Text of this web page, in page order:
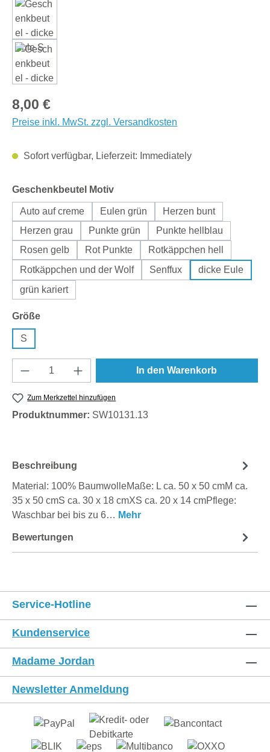
Regulärer Preis:
8,00 €
Preise inkl. MwSt. zzgl. Versandkosten
Sofort verfügbar, Lieferzeit: Immediately
Geschenkbeutel Motivauswählen
Auto auf creme Eulen grün
Herzen bunt
Herzen grau
Punkte grün
Punkte hellblau
Rosen gelb
Rot Punkte
Rotkäppchen hell
Rotkäppchen und der Wolf
Senffux
dicke Eule
grün kariert
Größeauswählen
S
Produkt Anzahl: Gib den gewünschten
In den Warenkorb
Zum Merkzettel hinzufügen
Produktnummer: SW10131.13
Beschreibung
Material: 100% BaumwolleMaße: L ca. 50 x 50 cmM ca.
35 x 50 cmS ca. 30 x 18 cmXS ca. 20 x 14 cmPflege:
Waschbar bei bis zu 6… Mehr
Bewertungen
Service-Hotline
Kundenservice
Madame Jordan
Newsletter Anmeldung